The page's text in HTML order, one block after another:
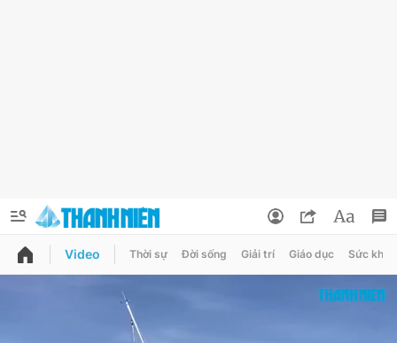
QUẢNG CÁO
Thông tin tài khoản
Video Thời sự Đời sống Giải trí Giáo dục Sức khỏe